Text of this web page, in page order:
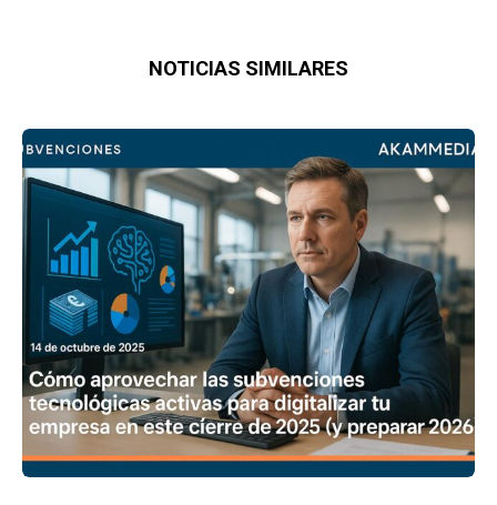
NOTICIAS SIMILARES